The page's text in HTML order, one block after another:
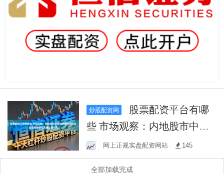
炒股配资网
些 市场观察：内地股市中投
资炒股配资的风控规则参数
化管理结合行为
网上正规实盘配资网站 145
全部加载完成